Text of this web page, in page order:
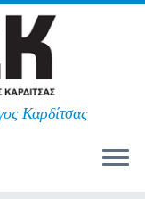
Καρδίτσας